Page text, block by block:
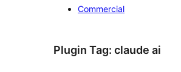
Commercial
Plugin Tag: claude ai